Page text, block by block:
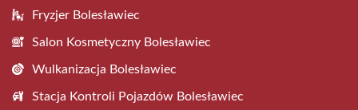
Fryzjer Bolesławiec
Salon Kosmetyczny Bolesławiec
Wulkanizacja Bolesławiec
Stacja Kontroli Pojazdów Bolesławiec